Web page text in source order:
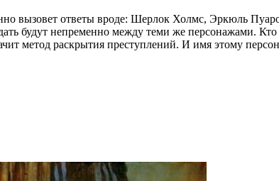
вызовет ответы вроде: Шерлок Холмс, Эркюль
будут непременно между теми же персонажами.
метод раскрытия преступлений. И имя этому